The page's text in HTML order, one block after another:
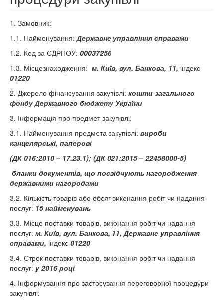
1. Замовник:
1.1. Найменування:Державне управління справами
1.2. Код за ЄДРПОУ: 00037256
1.3. Місцезнаходження: м. Київ, вул. Банкова, 11, індекс
01220
2. Джерело фінансування закупівлі: кошти загального
фонду Державного бюджету України
3. Інформація про предмет закупівлі:
3.1. Найменування предмета закупівлі: вироби
канцелярські, паперові
(ДК 016:2010 – 17.23.1); (ДК 021:2015 – 22458000-5)
бланки документів, що посвідчують нагородження
державними нагородами
3.2. Кількість товарів або обсяг виконання робіт чи надання
послуг: 15 найменувань
3.3. Місце поставки товарів, виконання робіт чи надання
послуг: м. Київ, вул. Банкова, 11, Державне управління
справами, індекс 01220
3.4. Строк поставки товарів, виконання робіт чи надання
послуг: у 2016 році
4. Інформування про застосування переговорної процедури
закупівлі: